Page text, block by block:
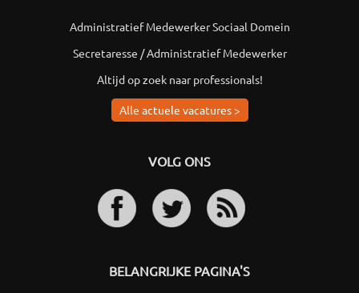
Administratief Medewerker Sociaal Domein
Secretaresse / Administratief Medewerker
Altijd op zoek naar professionals!
Alle actuele vacatures >
VOLG ONS
BELANGRIJKE PAGINA'S